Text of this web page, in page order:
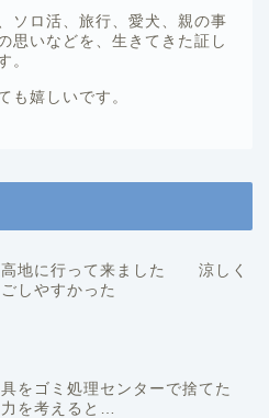
ソロ活、旅行、愛犬、親の事
思いなどを、生きてきた証し
。
も嬉しいです。
高地に行って来ました 涼しく
しやすかった
をゴミ処理センターで捨てた
を考えると…